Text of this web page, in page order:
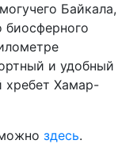
Байкала,
биосферного
и удобный
хребет Хамар-
здесь.